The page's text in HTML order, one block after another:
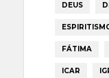
DEUS
FÁTIMA
ICAR